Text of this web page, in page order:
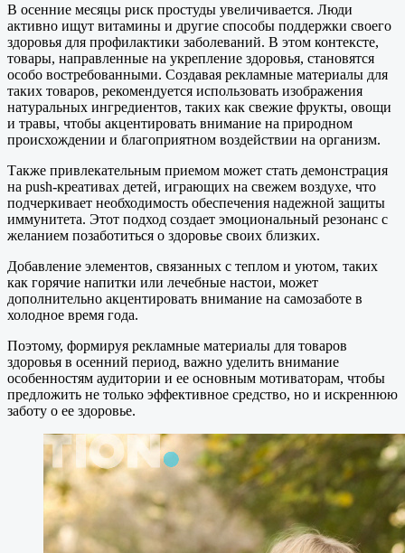
В осенние месяцы риск простуды увеличивается. Люди
активно ищут витамины и другие способы поддержки своего
здоровья для профилактики заболеваний. В этом контексте,
товары, направленные на укрепление здоровья, становятся
особо востребованными. Создавая рекламные материалы для
таких товаров, рекомендуется использовать изображения
натуральных ингредиентов, таких как свежие фрукты, овощи
и травы, чтобы акцентировать внимание на природном
происхождении и благоприятном воздействии на организм.
Также привлекательным приемом может стать демонстрация
на push-креативах детей, играющих на свежем воздухе, что
подчеркивает необходимость обеспечения надежной защиты
иммунитета. Этот подход создает эмоциональный резонанс с
желанием позаботиться о здоровье своих близких.
Добавление элементов, связанных с теплом и уютом, таких
как горячие напитки или лечебные настои, может
дополнительно акцентировать внимание на самозаботе в
холодное время года.
Поэтому, формируя рекламные материалы для товаров
здоровья в осенний период, важно уделить внимание
особенностям аудитории и ее основным мотиваторам, чтобы
предложить не только эффективное средство, но и искреннюю
заботу о ее здоровье.